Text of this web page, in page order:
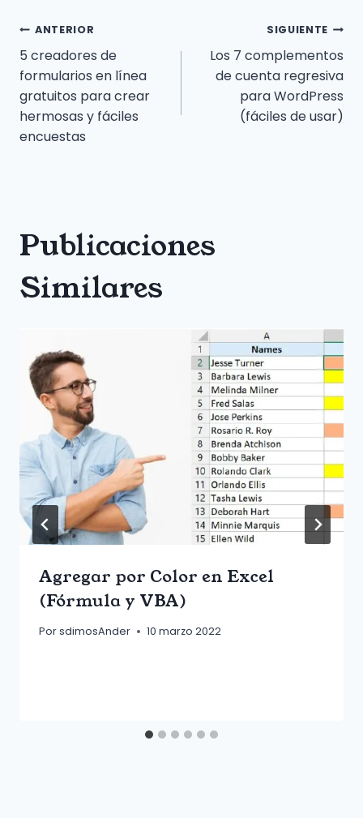
Navegación
de
entradas
ANTERIOR
5 creadores de
formularios en línea
gratuitos para crear
hermosas y fáciles
encuestas
SIGUIENTE
Los 7 complementos
de cuenta regresiva
para WordPress
(fáciles de usar)
Publicaciones
Similares
Agregar por Color en Excel
(Fórmula y VBA)
PorsdimosAnder 10 marzo 2022